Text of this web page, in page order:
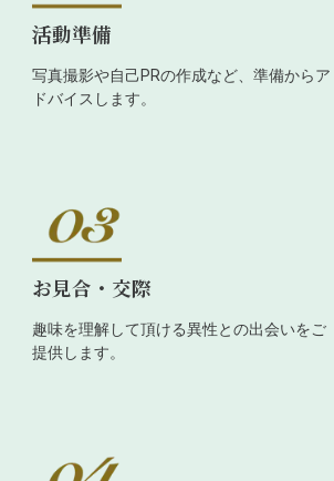
活動準備
写真撮影や自己PRの作成など、準備からア
ドバイスします。
お見合・交際
趣味を理解して頂ける異性との出会いをご
提供します。